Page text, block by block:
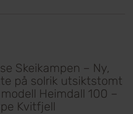
Skeikampen – Ny,
på solrik utsiktstomt
Heimdall 100 –
Kvitfjell